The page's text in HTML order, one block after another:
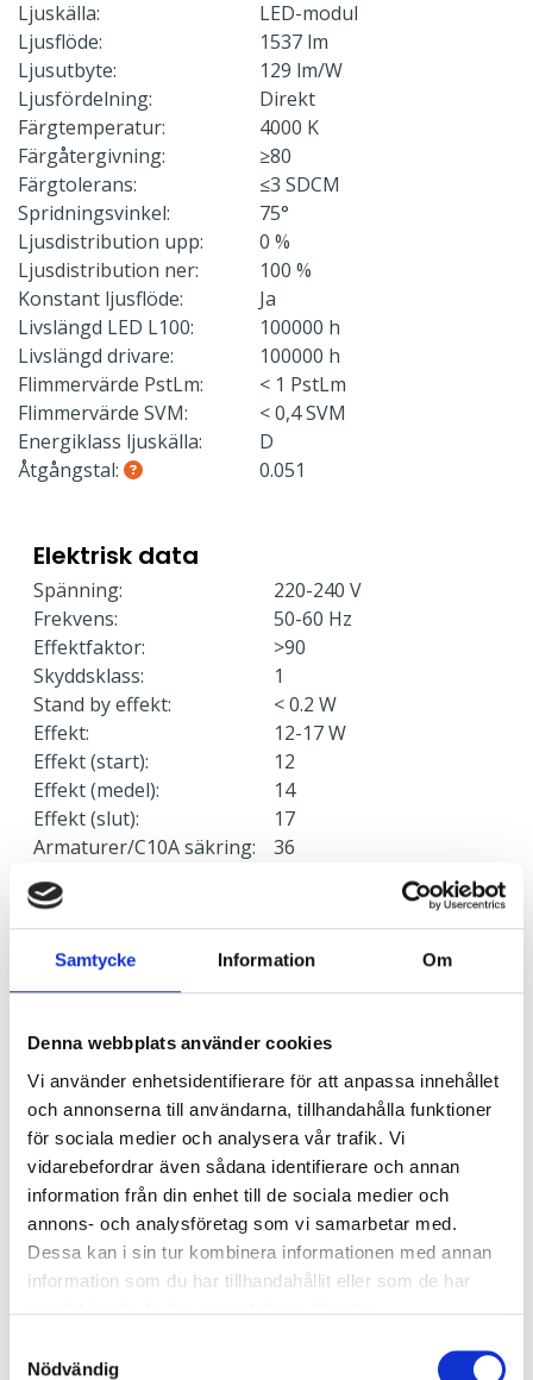
Samtycke Information Om
Denna webbplats använder cookies
Vi använder enhetsidentifierare för att anpassa innehållet
och annonserna till användarna, tillhandahålla funktioner
för sociala medier och analysera vår trafik. Vi
vidarebefordrar även sådana identifierare och annan
information från din enhet till de sociala medier och
annons- och analysföretag som vi samarbetar med.
Dessa kan i sin tur kombinera informationen med annan
information som du har tillhandahållit eller som de har
Nödvändig
Ljuskälla:
LED-modul
Ljusflöde:
1537 lm
Ljusutbyte:
129 lm/W
Ljusfördelning:
Direkt
Färgtemperatur:
4000 K
Färgåtergivning:
≥80
Färgtolerans:
≤3 SDCM
Spridningsvinkel:
75°
Ljusdistribution upp:
0 %
Ljusdistribution ner:
100 %
Konstant ljusflöde:
Ja
Livslängd LED L100:
100000 h
Livslängd drivare:
100000 h
Flimmervärde PstLm:
< 1 PstLm
Flimmervärde SVM:
< 0,4 SVM
Energiklass ljuskälla:
D
Åtgångstal:
0.051
Elektrisk data
Spänning:
220-240 V
Frekvens:
50-60 Hz
Effektfaktor:
>90
Skyddsklass:
1
Stand by effekt:
< 0.2 W
Effekt:
12-17 W
Effekt (start):
12
Effekt (medel):
14
Effekt (slut):
17
Armaturer/C10A säkring:
36
Armaturer/C16A säkring:
Armaturer/B10A säkring:
Armaturer/B16A säkring:
36
Överspänningsskydd CM
kV/kA:
2
kV/kA:
Ljusstyrning
Ljusstyrning:
DALI, Fasimpuls, DSI,
Korridorfunktion
Antal DALI-adresser:
1
Sensor:
Utan sensor
Nödljus: